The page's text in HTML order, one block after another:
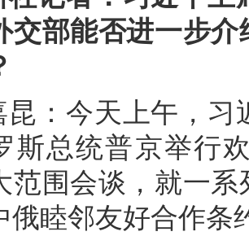
交部能否进一步
昆：今天上午，习
斯总统普京举行
范围会谈，就一
俄睦邻友好合作条